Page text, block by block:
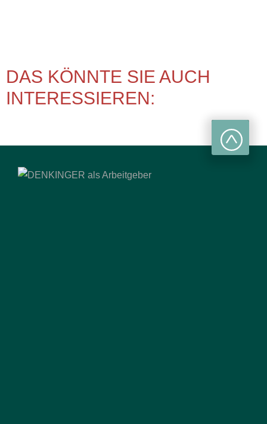
DAS KÖNNTE SIE AUCH
INTERESSIEREN: